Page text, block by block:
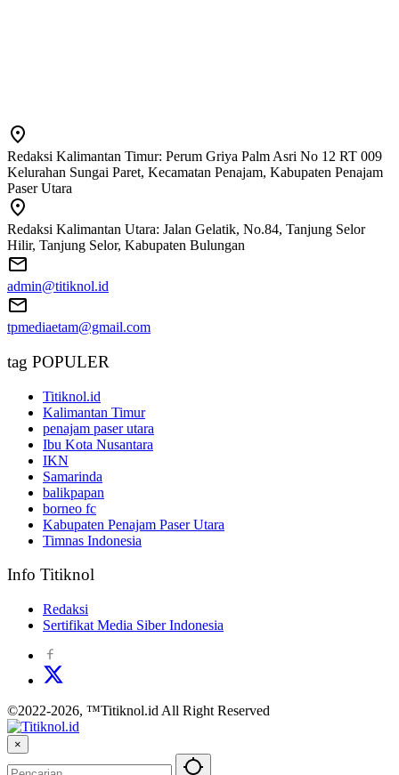
Redaksi Kalimantan Timur: Perum Griya Palm Asri No 12 RT 009
Kelurahan Sungai Paret, Kecamatan Penajam, Kabupaten Penajam
Paser Utara
Redaksi Kalimantan Utara: Jalan Gelatik, No.84, Tanjung Selor
Hilir, Tanjung Selor, Kabupaten Bulungan
admin@titiknol.id
tpmediaetam@gmail.com
tag POPULER
Titiknol.id
Kalimantan Timur
penajam paser utara
Ibu Kota Nusantara
IKN
Samarinda
balikpapan
borneo fc
Kabupaten Penajam Paser Utara
Timnas Indonesia
Info Titiknol
Redaksi
Sertifikat Media Siber Indonesia
©2022-2026, ™Titiknol.id All Right Reserved
×